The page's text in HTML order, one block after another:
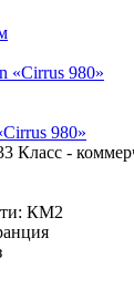
980»
Класс -
КМ2